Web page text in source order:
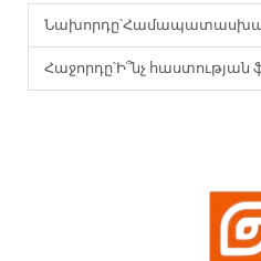
Նախորդը՝Համապատասխանում է արդյո՞ք
Հաջորդը՝Ի՞նչ հաստության